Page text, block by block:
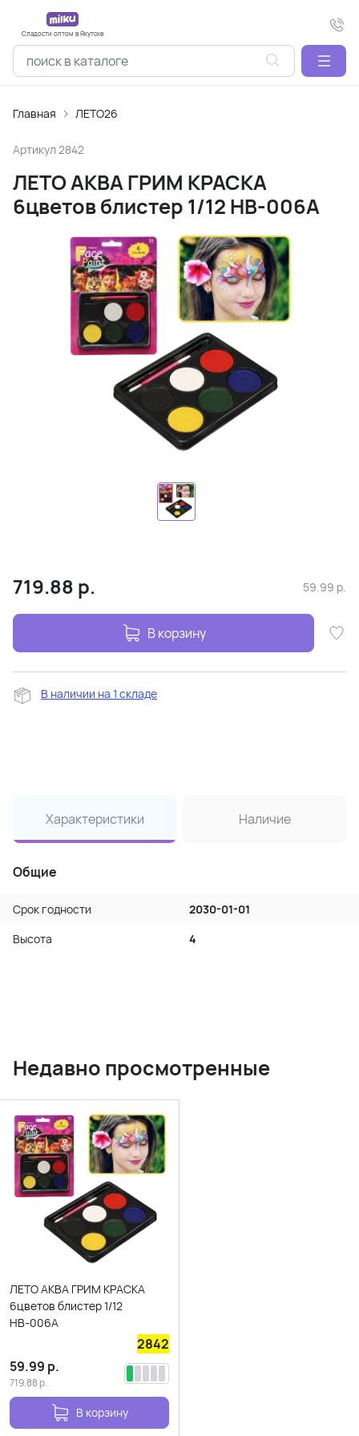
Сладости оптом в Якутске
Главная ЛЕТО26
Артикул 2842
ЛЕТО АКВА ГРИМ КРАСКА
6цветов блистер 1/12 НВ-006А
719.88 р. 59.99 р.
В корзину
В наличии на 1 складе
Характеристики Наличие
Общие
Срок годности
2030-01-01
Высота
4
Недавно просмотренные
ЛЕТО АКВА ГРИМ КРАСКА
6цветов блистер 1/12
НВ-006А
2842
59.99 р.
719.88р.
В корзину